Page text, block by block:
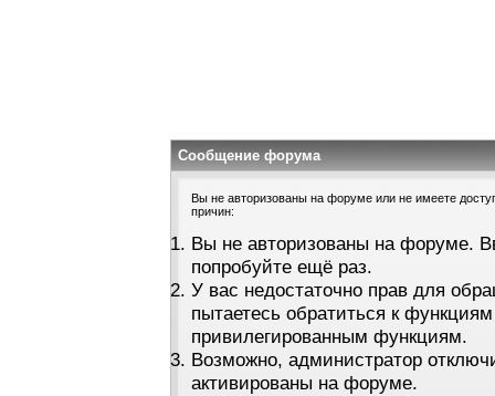
Сообщение форума
Вы не авторизованы на форуме или не имеете
причин:
Вы не авторизованы на форуме.
попробуйте ещё раз.
У вас недостаточно прав для
пытаетесь обратиться к
привилегированным функциям.
Возможно, администратор
активированы на форуме.